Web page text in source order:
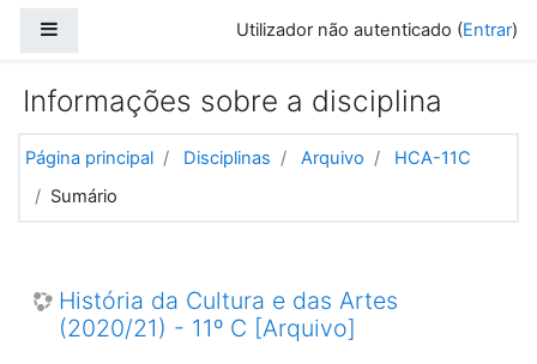
Utilizador não autenticado (Entrar)
Informações sobre a disciplina
Página principal Disciplinas Arquivo
HCA-11C
Sumário
História da Cultura e das Artes
(2020/21) - 11º C [Arquivo]